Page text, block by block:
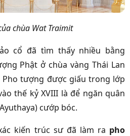
chùa Wat Traimit
cổ đã tìm thấy nhiều bằng
Phật ở chùa vàng Thái Lan
Pho tượng được giấu trong lớp
thế kỷ XVIII là để ngăn quân
cướp bóc.
kiến trúc sư đã làm ra pho